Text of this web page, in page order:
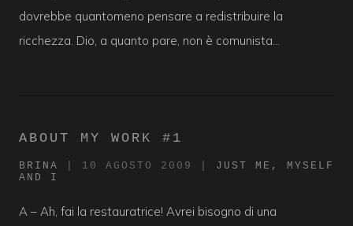
dovrebbe quantomeno pensare a redistribuire la
ricchezza. Dio, a quanto pare, non è comunista…
ABOUT MY WORK #1
BRINA 10 AGOSTO 2009
JUST ME, MYSELF
AND I
A – Ah, fai la restauratrice! Avrei bisogno di una